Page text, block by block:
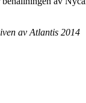
av Atlantis 2014